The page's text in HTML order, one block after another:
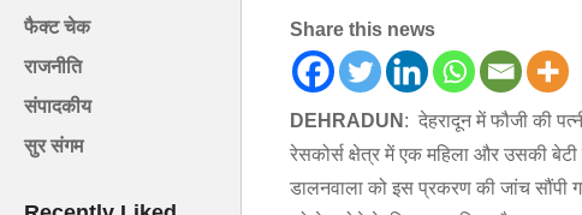
फैक्ट चेक
राजनीति
संपादकीय
सुर संगम
Share this news
DEHRADUN : देहरादून में फौजी की
रेसकोर्स क्षेत्र में एक महिला और उसकी
डालनवाला को इस प्रकरण की जांच सौंपी